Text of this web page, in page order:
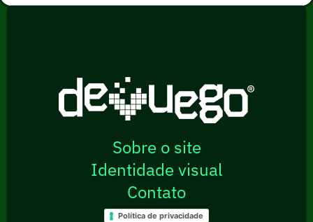
Sobre o site
Identidade visual
Contato
Política de privacidade